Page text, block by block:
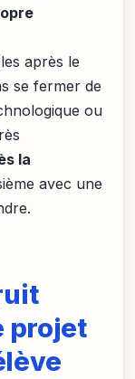
après le
se fermer de
ou
la
avec une
projet